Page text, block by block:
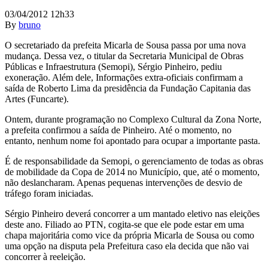
03/04/2012 12h33
By bruno
O secretariado da prefeita Micarla de Sousa passa por uma nova
mudança. Dessa vez, o titular da Secretaria Municipal de Obras
Públicas e Infraestrutura (Semopi), Sérgio Pinheiro, pediu
exoneração. Além dele, Informações extra-oficiais confirmam a
saída de Roberto Lima da presidência da Fundação Capitania das
Artes (Funcarte).
Ontem, durante programação no Complexo Cultural da Zona Norte,
a prefeita confirmou a saída de Pinheiro. Até o momento, no
entanto, nenhum nome foi apontado para ocupar a importante pasta.
É de responsabilidade da Semopi, o gerenciamento de todas as obras
de mobilidade da Copa de 2014 no Município, que, até o momento,
não deslancharam. Apenas pequenas intervenções de desvio de
tráfego foram iniciadas.
Sérgio Pinheiro deverá concorrer a um mantado eletivo nas eleições
deste ano. Filiado ao PTN, cogita-se que ele pode estar em uma
chapa majoritária como vice da própria Micarla de Sousa ou como
uma opção na disputa pela Prefeitura caso ela decida que não vai
concorrer à reeleição.